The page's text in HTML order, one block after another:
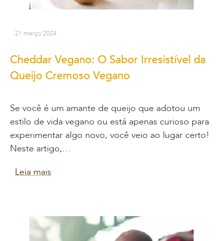
21 março 2024
Cheddar Vegano: O Sabor Irresistível da
Queijo Cremoso Vegano
Se você é um amante de queijo que adotou um
estilo de vida vegano ou está apenas curioso para
experimentar algo novo, você veio ao lugar certo!
Neste artigo,…
Leia mais